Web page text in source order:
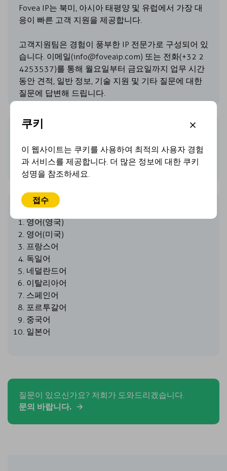
Fovea IP는 북미, 아시아 태평양 및 유럽에서 가장 대
응이 빠른 고객 지원을 제공합니다.
고객지원팀은 경험이 풍부한 IP 전문가로 구성되어 있
습니다. 이메일(info@foveaip.com) 또는 전화(+32 2
4253537)를 통해 월요일부터 금요일까지 업무 시간
동안 견적, 일반 정보, 기술 지원 및 기타 질문에 대한
질문에 답변해 드립니다.
무료 온라인 트레이닝
Fovea IP의 툴은 직관적이며 사용하기 쉽습니다. 교육
웨비나 및 개인 교육 세션이 자주 이루어지며 고객을
위한 온라인 트레이닝을 무료로 제공합니다.
온라인 플랫폼은 10개의 다른 언어를 제공합니다.
영어(영국)
영어(미국)
프랑스어
독일어
네덜란드어
이탈리아어
스페인어
포르투갈어
중국어
일본어
질문이 있으신가요? 저희가 도와드리겠습니다.
문의 바랍니다.
쿠키
이 웹사이트는 쿠키를 사용하여 최적의 사용자 경험
과 서비스를 제공합니다. 더 많은 정보에 대한 쿠키
성명을 참조하세요.
접수